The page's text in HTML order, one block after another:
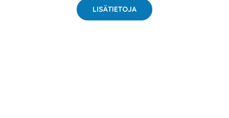
LISÄTIETOJA